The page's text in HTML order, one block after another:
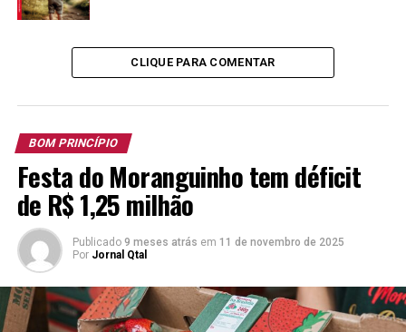
A SEGUIR
Festa do Moranguinho celebra cores e sabores
Alemães vão participar da Festa do Moranguinho
CLIQUE PARA COMENTAR
BOM PRINCÍPIO
Festa do Moranguinho tem déficit
de R$ 1,25 milhão
Publicado 9 meses atrás em 11 de novembro de 2025
Por Jornal Qtal